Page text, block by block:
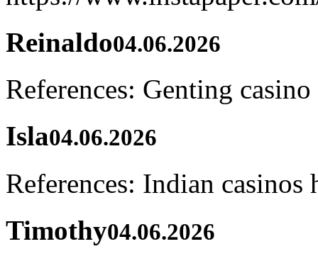
Reinaldo04.06.2026
References: Genting
Isla04.06.2026
References: Indian
Timothy04.06.2026